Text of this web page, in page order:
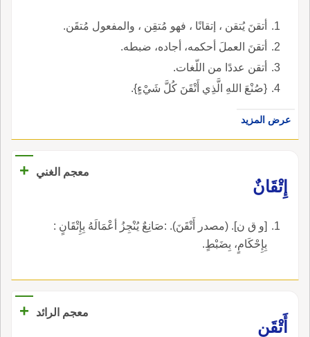
أتقنَ يُتقن ، إتقانًا ، فهو مُتقِن ، والمفعول مُتقَن.
أتقنَ العملَ أحكمه، أجاده، ضبطه.
أتقن عددًا من اللّغات.
{صُنْعَ اللهِ الَّذِي أَتْقَنَ كُلَّ شَيْءٍ}.
عرض المزيد
معجم الغني
+
إِتْقَانٌ
[و ق ن]. (مصدر أَتْقَنَ). :صَانِعٌ يُنْجِزُ أعْمَالَهُ بِإِتْقَانٍ :
بِإِحْكَامٍ، بِضَبْطٍ.
معجم الرائد
+
أَتْقَن